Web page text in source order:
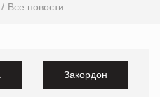
Все новости
Закордон